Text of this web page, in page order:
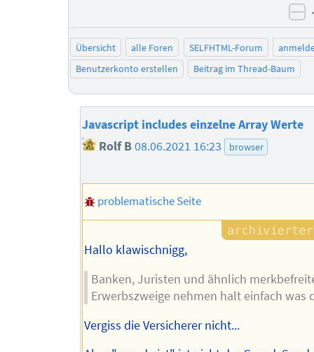
Übersicht alle Foren SELFHTML-Forum
Benutzerkonto erstellen
Beitrag im Thread-Baum
Javascript includes einzelne Array Werte
Rolf B08.06.2021 16:23 browser
problematische Seite
Hallo klawischnigg,
Banken, Juristen und ähnlich
Erwerbszweige nehmen halt einfach was
Vergiss die Versicherer nicht...